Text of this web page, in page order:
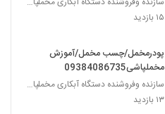
۱۵ بازدید
پودرمخمل/چسب مخمل/آموزش
مخملپاشی09384086735
سازنده وفروشنده دستگاه آبکاری مخملپاش هیدروگرافیک
۱۳ بازدید